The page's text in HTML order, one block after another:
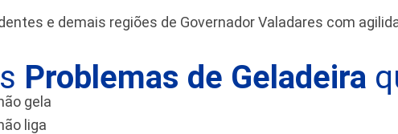
e demais regiões de Governador Valadares com
Problemas de Geladeira
gela
liga